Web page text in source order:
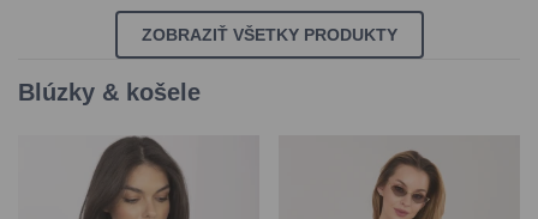
ZOBRAZIŤ VŠETKY PRODUKTY
Blúzky & košele